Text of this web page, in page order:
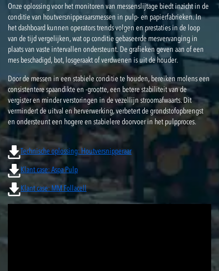
Onze oplossing voor het monitoren van messenslijtage biedt inzicht in de
conditie van houtversnipperaarsmessen in pulp- en papierfabrieken. In
het dashboard kunnen operators trends volgen en prestaties in de loop
van de tijd vergelijken, wat op conditie gebaseerde mesvervanging in
plaats van vaste intervallen ondersteunt. De grafieken geven aan of een
mes beschadigd, bot, losgeraakt of verdwenen is uit de houder.
Door de messen in een stabiele conditie te houden, bereiken molens een
consistentere spaandikte en -grootte, een betere stabiliteit van de
vergister en minder verstoringen in de vezellijn stroomafwaarts. Dit
vermindert de uitval en herverwerking, verbetert de grondstofopbrengst
en ondersteunt een hogere en stabielere doorvoer in het pulpproces.
Technische oplossing: Houtversnipperaar
Klant case: Aspa Pulp
Klant case: MM Follacell